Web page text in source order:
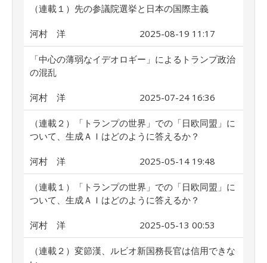
（連載１）先の参議院選挙と日本の国際主義
河村 洋 2025-08-19 11:17
「中心の薄弱なイデオロギー」によるトランプ政治
の混乱
河村 洋 2025-07-24 16:36
（連載２）「トランプの世界」での「日欧同盟」に
ついて、生成ＡＩはどのように答えるか？
河村 洋 2025-05-14 19:48
（連載１）「トランプの世界」での「日欧同盟」に
ついて、生成ＡＩはどのように答えるか？
河村 洋 2025-05-13 00:53
（連載２）変節漢、ルビオ新国務長官は信用できな